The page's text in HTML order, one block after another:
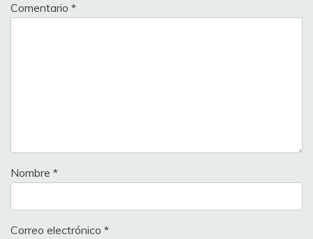
Comentario *
Nombre *
Correo electrónico *